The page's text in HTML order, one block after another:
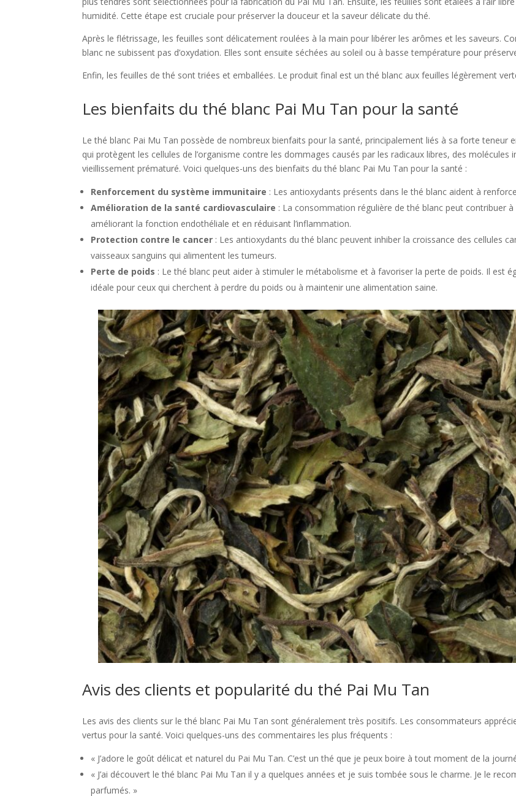
humidité. Cette étape est cruciale pour préserver la douceur et la saveur délicate du thé.
Après le flétrissage, les feuilles sont délicatement roulées à la main pour libérer les arômes et les saveurs.
blanc ne subissent pas d’oxydation. Elles sont ensuite séchées au soleil ou à basse température pour
Enfin, les feuilles de thé sont triées et emballées. Le produit final est un thé blanc aux feuilles légèrement
Les bienfaits du thé blanc Pai Mu Tan pour la santé
Le thé blanc Pai Mu Tan possède de nombreux bienfaits pour la santé, principalement liés à sa forte teneur
qui protègent les cellules de l’organisme contre les dommages causés par les radicaux libres, des
vieillissement prématuré. Voici quelques-uns des bienfaits du thé blanc Pai Mu Tan pour la santé :
Renforcement du système immunitaire : Les antioxydants présents dans le thé blanc aident à
Amélioration de la santé cardiovasculaire : La consommation régulière de thé blanc peut contribuer
améliorant la fonction endothéliale et en réduisant l’inflammation.
Protection contre le cancer : Les antioxydants du thé blanc peuvent inhiber la croissance des cellules
vaisseaux sanguins qui alimentent les tumeurs.
Perte de poids : Le thé blanc peut aider à stimuler le métabolisme et à favoriser la perte de poids. Il est
idéale pour ceux qui cherchent à perdre du poids ou à maintenir une alimentation saine.
Avis des clients et popularité du thé Pai Mu Tan
Les avis des clients sur le thé blanc Pai Mu Tan sont généralement très positifs. Les consommateurs
vertus pour la santé. Voici quelques-uns des commentaires les plus fréquents :
« J’adore le goût délicat et naturel du Pai Mu Tan. C’est un thé que je peux boire à tout moment de la
« J’ai découvert le thé blanc Pai Mu Tan il y a quelques années et je suis tombée sous le charme. Je le
parfumés. »